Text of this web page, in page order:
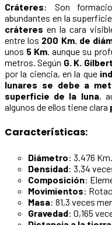
Cráteres: Son
abundantes en la
cráteres en la cara
entre los 200 Km. de
unos 5 Km. aunque su
metros. Según G. K. Gilbert
por la ciencia, en la que
lunares se debe a
superficie de la luna,
algunos de ellos tiene clara
Características:
Diámetro: 3.476 Km.
Densidad: 3,34
Composición:
Movimientos:
Masa: 81,3 veces
Gravedad: 0,165